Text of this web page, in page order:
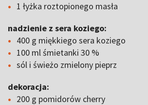
1 łyżka roztopionego masła
nadzienie z sera koziego:
400 g miękkiego sera koziego
100 ml śmietanki 30 %
sól i świeżo zmielony pieprz
dekoracja:
200 g pomidorów cherry